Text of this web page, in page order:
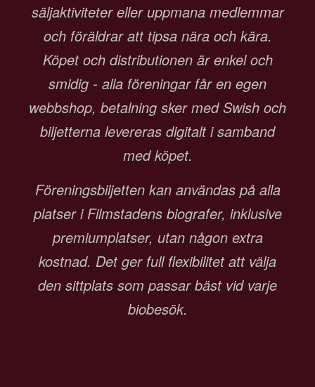
säljaktiviteter eller uppmana medlemmar
och föräldrar att tipsa nära och kära.
Köpet och distributionen är enkel och
smidig - alla föreningar får en egen
webbshop, betalning sker med Swish och
biljetterna levereras digitalt i samband
med köpet.
Föreningsbiljetten kan användas på alla
platser i Filmstadens biografer, inklusive
premiumplatser, utan någon extra
kostnad. Det ger full flexibilitet att välja
den sittplats som passar bäst vid varje
biobesök.